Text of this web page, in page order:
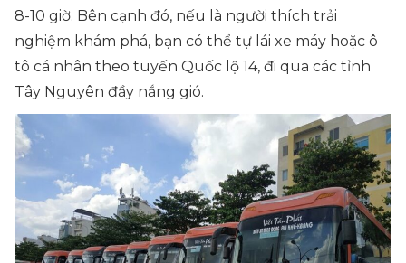
8-10 giờ. Bên cạnh đó, nếu là người thích trải
nghiệm khám phá, bạn có thể tự lái xe máy hoặc ô
tô cá nhân theo tuyến Quốc lộ 14, đi qua các tỉnh
Tây Nguyên đầy nắng gió.